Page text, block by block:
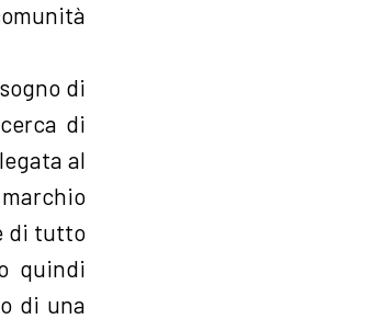
di
di
al
di tutto
quindi
di una